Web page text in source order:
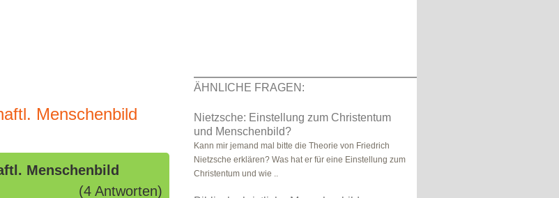
Menschenbild
Menschenbild
(4 Antworten)
ÄHNLICHE FRAGEN:
Nietzsche: Einstellung zum Christentum
und Menschenbild?
Kann mir jemand mal bitte die Theorie von Friedrich
Nietzsche erklären? Was hat er für eine Einstellung zum
Christentum und wie ..